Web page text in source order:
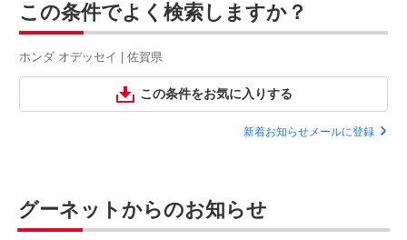
この条件でよく検索しますか？
ホンダ オデッセイ | 佐賀県
この条件をお気に入りする
新着お知らせメールに登録
グーネットからのお知らせ